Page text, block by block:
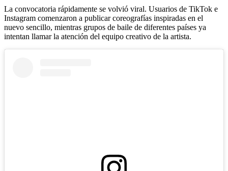
La convocatoria rápidamente se volvió viral. Usuarios de TikTok e
Instagram comenzaron a publicar coreografías inspiradas en el
nuevo sencillo, mientras grupos de baile de diferentes países ya
intentan llamar la atención del equipo creativo de la artista.